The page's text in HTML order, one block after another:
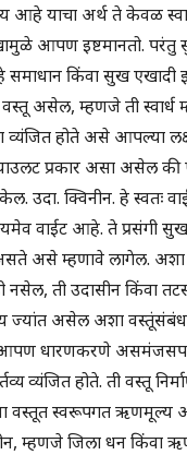
आहे याचा अर्थ ते केवळ
आपण इष्टमानतो.
किंवा सुख एखादी
असेल, म्हणजे ती स्वार्ध
व्यंजित होते असे आपल्या
प्रकार असा असेल की
उदा. क्विनीन. हे
वाईट आहे. ते प्रसंगी
असे म्हणावे लागेल.
नसेल, ती उदासीन किंवा
असेल अशा
आपण धारणकरणे
व्यंजित होते. ती वस्तू
स्वरूपगत ऋणमूल्य असते
म्हणजे जिला धन किंवा